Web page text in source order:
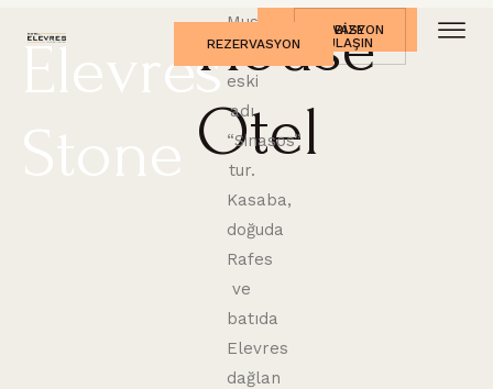
REZERVASYON
Elevres
Stone
House
Otel
Mustafapaşa
Kasabasının
eski
adı
“Sinasos”
tur.
Kasaba,
doğuda
Rafes
ve
batıda
Elevres
dağlan
REZERVASYON
BIZE
ULAŞIN